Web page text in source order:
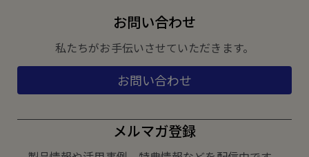
お問い合わせ
私たちがお手伝いさせていただきます。
お問い合わせ
メルマガ登録